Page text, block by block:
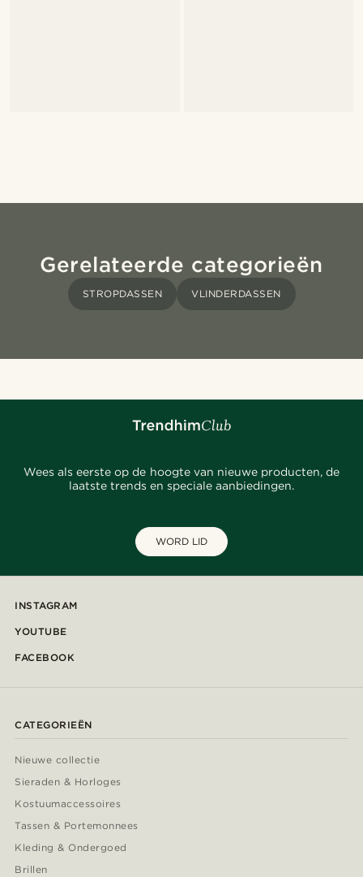
Gerelateerde categorieën
STROPDASSEN VLINDERDASSEN
Wees als eerste op de hoogte van nieuwe producten, de
laatste trends en speciale aanbiedingen.
WORD LID
INSTAGRAM
YOUTUBE
FACEBOOK
CATEGORIEËN
Nieuwe collectie
Sieraden & Horloges
Kostuumaccessoires
Tassen & Portemonnees
Kleding & Ondergoed
Brillen